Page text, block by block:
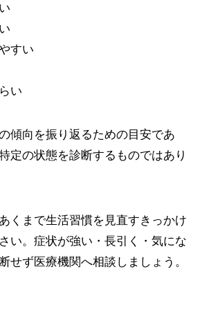
すい
い
傾向を振り返るための目安であ
定の状態を診断するものではあり
くまで生活習慣を見直すきっかけ
い。症状が強い・長引く・気にな
せず医療機関へ相談しましょう。